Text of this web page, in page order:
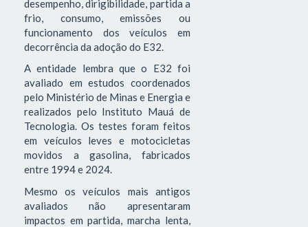
desempenho, dirigibilidade, partida a
frio, consumo, emissões ou
funcionamento dos veículos em
decorrência da adoção do E32.
A entidade lembra que o E32 foi
avaliado em estudos coordenados
pelo Ministério de Minas e Energia e
realizados pelo Instituto Mauá de
Tecnologia. Os testes foram feitos
em veículos leves e motocicletas
movidos a gasolina, fabricados
entre 1994 e 2024.
Mesmo os veículos mais antigos
avaliados não apresentaram
impactos em partida, marcha lenta,